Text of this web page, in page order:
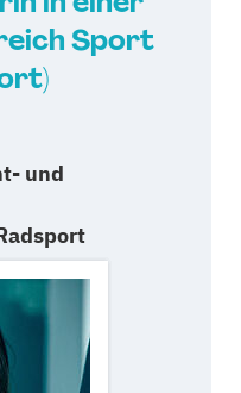
Sport
und